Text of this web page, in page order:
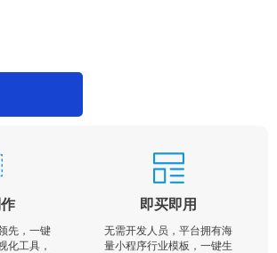
先，一键
化工具，
即买即用
无需开发人员，平台拥有海
量小程序行业模板，一键生